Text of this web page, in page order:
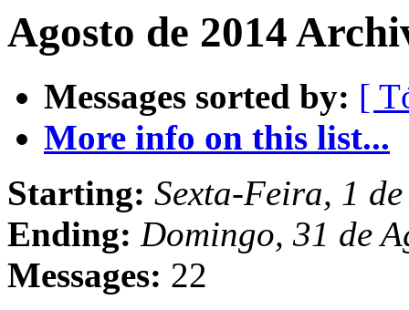
Agosto de 2014
Messages sorted by: [
More info on this list...
Starting: Sexta-Feira, 1
Ending: Domingo, 31 de
Messages: 22